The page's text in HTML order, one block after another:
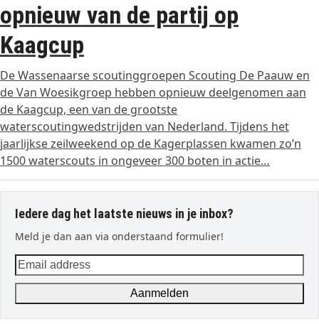
opnieuw van de partij op
Kaagcup
De Wassenaarse scoutinggroepen Scouting De Paauw en
de Van Woesikgroep hebben opnieuw deelgenomen aan
de Kaagcup, een van de grootste
waterscoutingwedstrijden van Nederland. Tijdens het
jaarlijkse zeilweekend op de Kagerplassen kwamen zo’n
1500 waterscouts in ongeveer 300 boten in actie…
Iedere dag het laatste nieuws in je inbox?
Meld je dan aan via onderstaand formulier!
Email
address
Aanmelden